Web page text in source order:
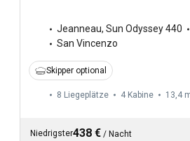
Jeanneau, Sun Odyssey 440
San Vincenzo
Skipper optional
8 Liegeplätze 4 Kabine 13,4
Niedrigster438 € / Nacht